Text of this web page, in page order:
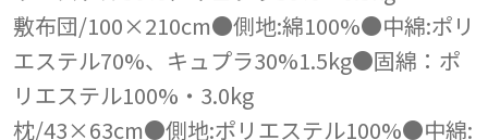
敷布団/100×210cm●側地:綿100%●中綿:ポリ
エステル70%、キュプラ30%1.5kg●固綿：ポ
リエステル100%・3.0kg
枕/43×63cm●側地:ポリエステル100%●中綿: